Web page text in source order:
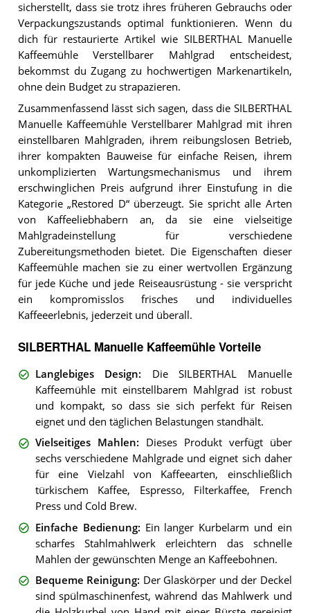
sicherstellt, dass sie trotz ihres früheren Gebrauchs oder
Verpackungszustands optimal funktionieren. Wenn du
dich für restaurierte Artikel wie SILBERTHAL Manuelle
Kaffeemühle Verstellbarer Mahlgrad entscheidest,
bekommst du Zugang zu hochwertigen Markenartikeln,
ohne dein Budget zu strapazieren.
Zusammenfassend lässt sich sagen, dass die SILBERTHAL
Manuelle Kaffeemühle Verstellbarer Mahlgrad mit ihren
einstellbaren Mahlgraden, ihrem reibungslosen Betrieb,
ihrer kompakten Bauweise für einfache Reisen, ihrem
unkomplizierten Wartungsmechanismus und ihrem
erschwinglichen Preis aufgrund ihrer Einstufung in die
Kategorie „Restored D“ überzeugt. Sie spricht alle Arten
von Kaffeeliebhabern an, da sie eine vielseitige
Mahlgradeinstellung für verschiedene
Zubereitungsmethoden bietet. Die Eigenschaften dieser
Kaffeemühle machen sie zu einer wertvollen Ergänzung
für jede Küche und jede Reiseausrüstung - sie verspricht
ein kompromisslos frisches und individuelles
Kaffeeerlebnis, jederzeit und überall.
SILBERTHAL Manuelle Kaffeemühle Vorteile
Langlebiges Design: Die SILBERTHAL Manuelle
Kaffeemühle mit einstellbarem Mahlgrad ist robust
und kompakt, so dass sie sich perfekt für Reisen
eignet und den täglichen Belastungen standhält.
Vielseitiges Mahlen: Dieses Produkt verfügt über
sechs verschiedene Mahlgrade und eignet sich daher
für eine Vielzahl von Kaffeearten, einschließlich
türkischem Kaffee, Espresso, Filterkaffee, French
Press und Cold Brew.
Einfache Bedienung: Ein langer Kurbelarm und ein
scharfes Stahlmahlwerk erleichtern das schnelle
Mahlen der gewünschten Menge an Kaffeebohnen.
Bequeme Reinigung: Der Glaskörper und der Deckel
sind spülmaschinenfest, während das Mahlwerk und